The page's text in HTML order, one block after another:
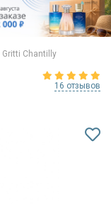
Gritti Chantilly
16 отзывов